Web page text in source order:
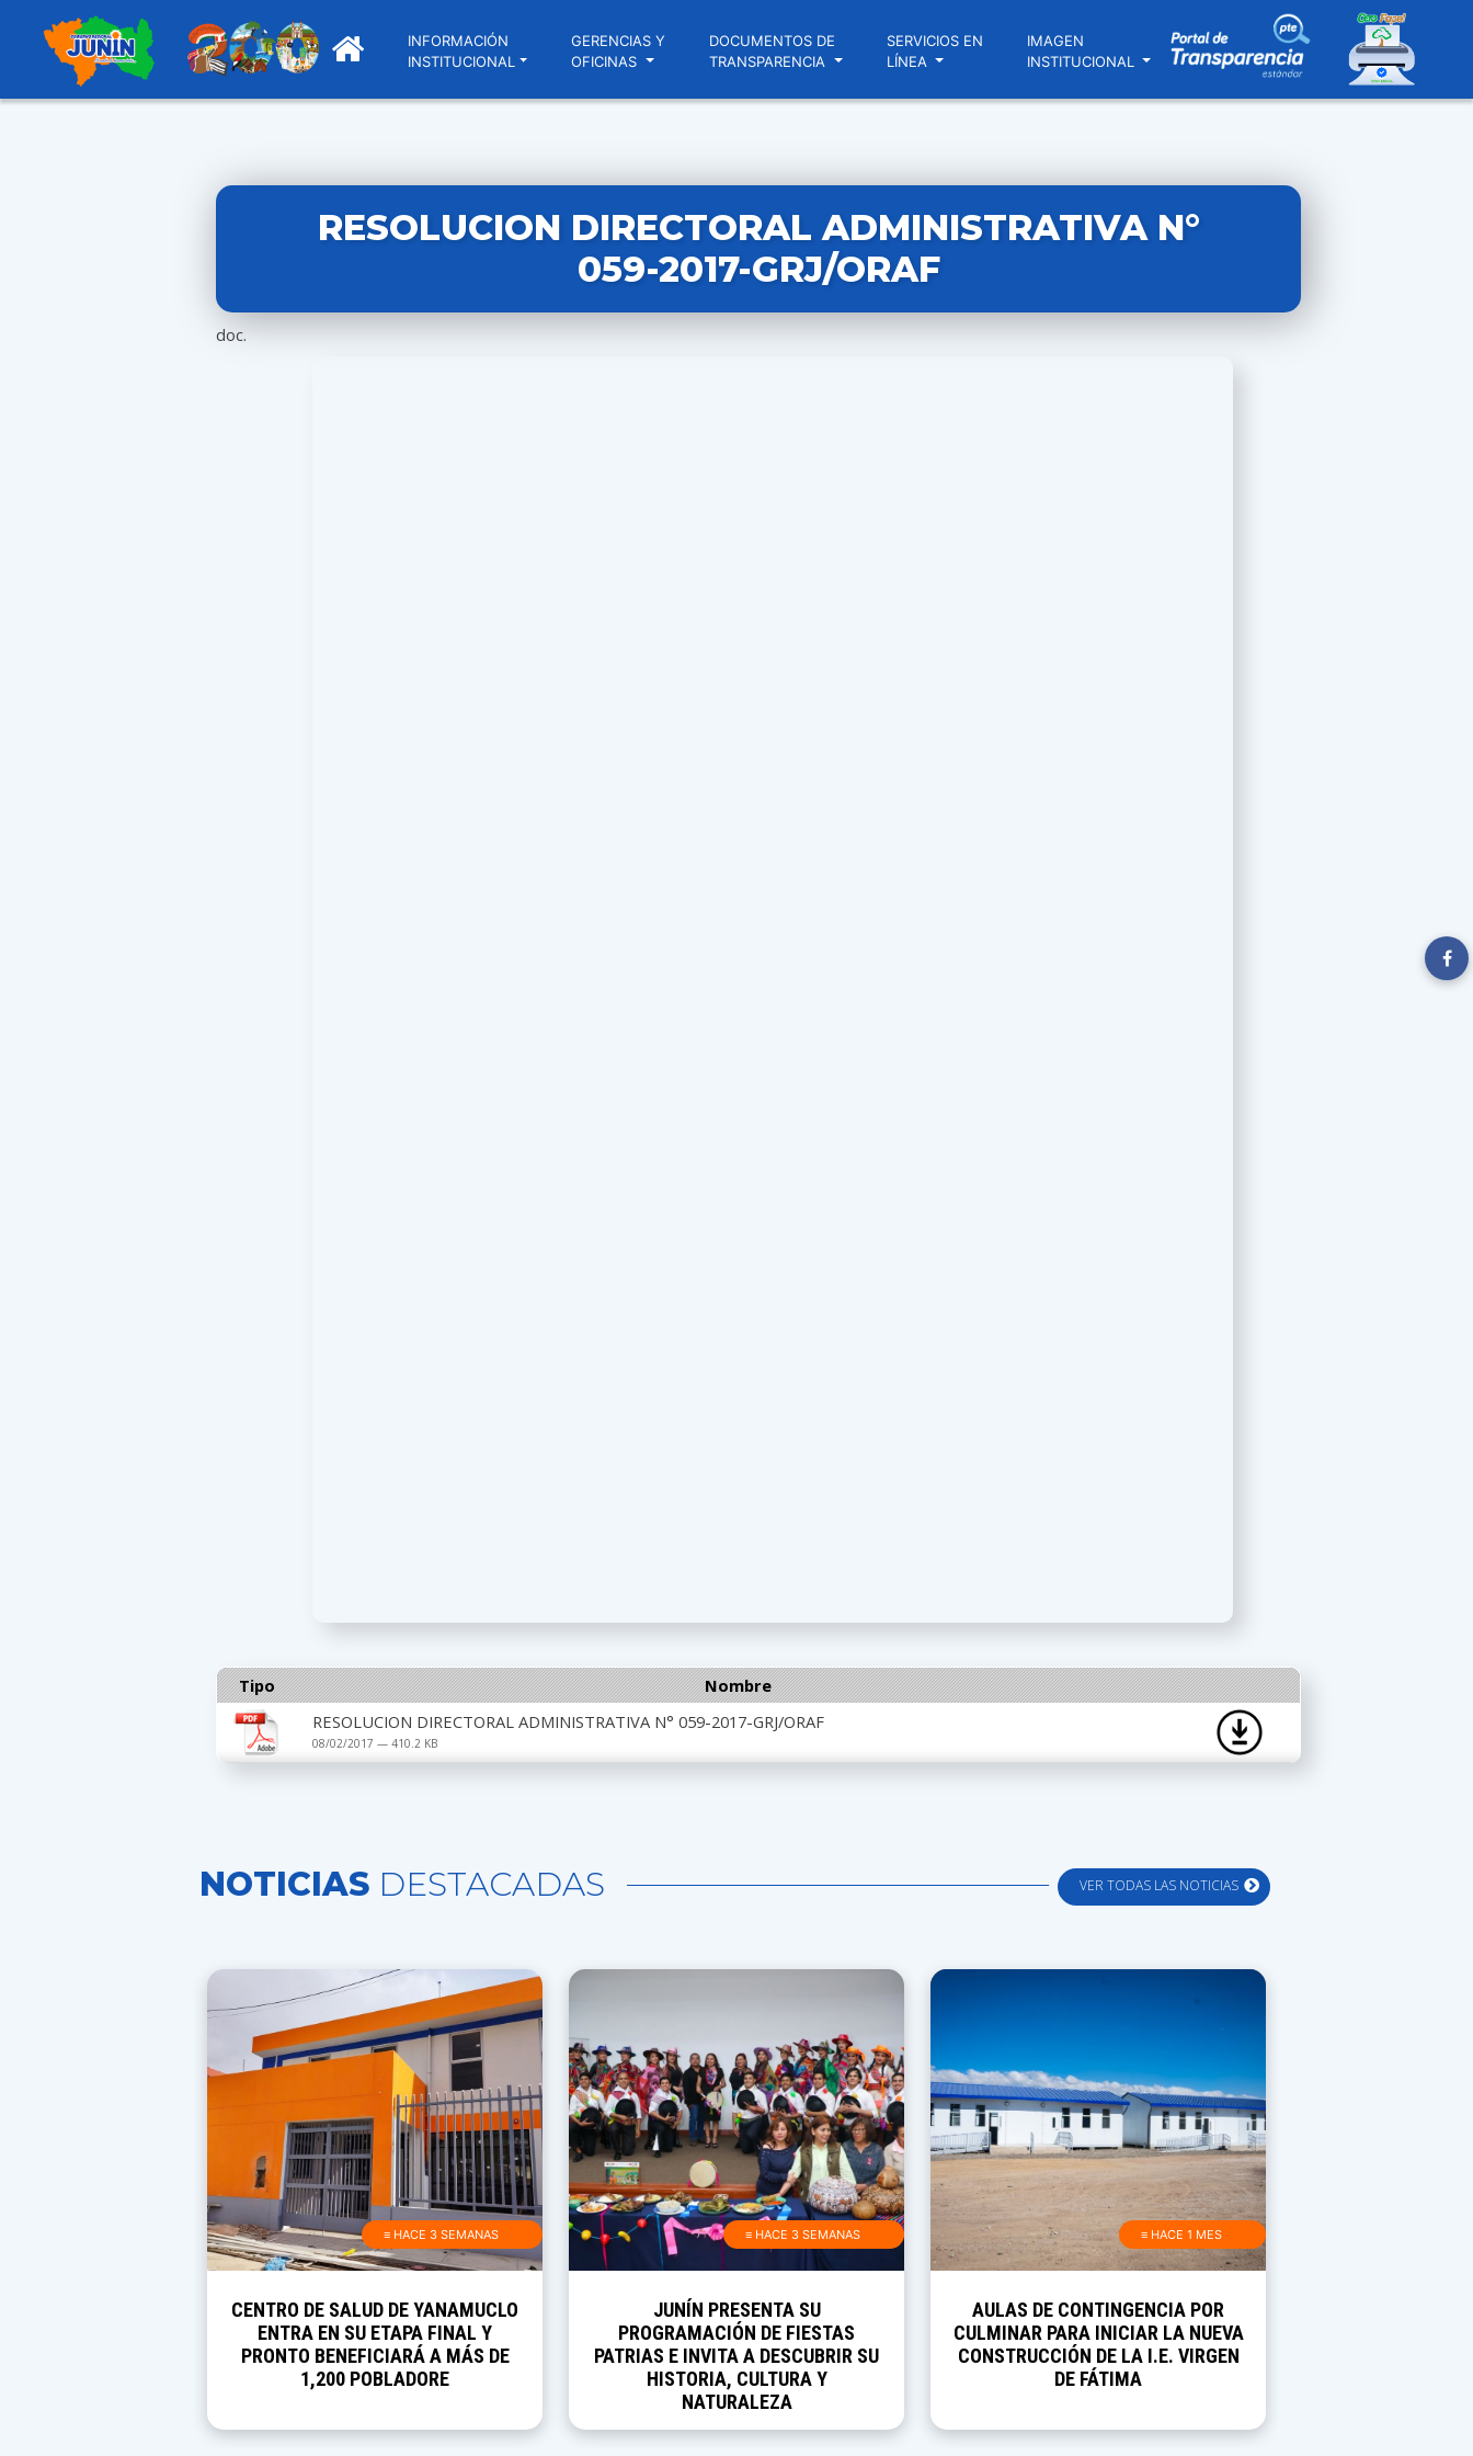
INFORMACIÓN
INSTITUCIONAL
GERENCIAS Y
OFICINAS
DOCUMENTOS DE
TRANSPARENCIA
SERVICIOS EN
LÍNEA
IMAGEN
INSTITUCIONAL
RESOLUCION DIRECTORAL ADMINISTRATIVA N°
059-2017-GRJ/ORAF
doc.
Tipo
Nombre
RESOLUCION DIRECTORAL ADMINISTRATIVA N° 059-2017-GRJ/ORAF
08/02/2017 — 410.2 KB
VER TODAS LAS NOTICIAS
NOTICIAS DESTACADAS
≡ HACE 3 SEMANAS
CENTRO DE SALUD DE YANAMUCLO
ENTRA EN SU ETAPA FINAL Y
PRONTO BENEFICIARÁ A MÁS DE
1,200 POBLADORE
≡ HACE 3 SEMANAS
JUNÍN PRESENTA SU
PROGRAMACIÓN DE FIESTAS
PATRIAS E INVITA A DESCUBRIR SU
HISTORIA, CULTURA Y
NATURALEZA
≡ HACE 1 MES
AULAS DE CONTINGENCIA POR
CULMINAR PARA INICIAR LA NUEVA
CONSTRUCCIÓN DE LA I.E. VIRGEN
DE FÁTIMA